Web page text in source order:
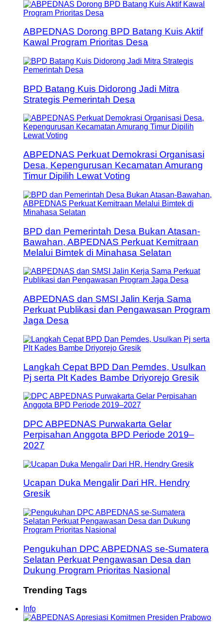
ABPEDNAS Dorong BPD Batang Kuis Aktif
Kawal Program Prioritas Desa
BPD Batang Kuis Didorong Jadi Mitra
Strategis Pemerintah Desa
ABPEDNAS Perkuat Demokrasi Organisasi
Desa, Kepengurusan Kecamatan Amurang
Timur Dipilih Lewat Voting
BPD dan Pemerintah Desa Bukan Atasan-
Bawahan, ABPEDNAS Perkuat Kemitraan
Melalui Bimtek di Minahasa Selatan
ABPEDNAS dan SMSI Jalin Kerja Sama
Perkuat Publikasi dan Pengawasan Program
Jaga Desa
Langkah Cepat BPD Dan Pemdes, Usulkan
Pj serta Plt Kades Bambe Driyorejo Gresik
DPC ABPEDNAS Purwakarta Gelar
Perpisahan Anggota BPD Periode 2019–
2027
Ucapan Duka Mengalir Dari HR. Hendry
Gresik
Pengukuhan DPC ABPEDNAS se-Sumatera
Selatan Perkuat Pengawasan Desa dan
Dukung Program Prioritas Nasional
Trending Tags
Info